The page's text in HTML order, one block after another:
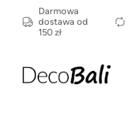
Darmowa
dostawa od
150 zł